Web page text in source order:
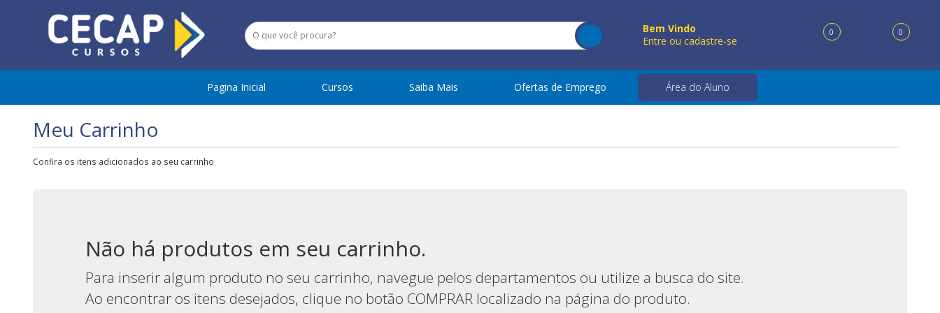
0
0
Bem Vindo
Entre ou cadastre-se
Pagina Inicial Cursos Saiba Mais Ofertas de Emprego Área do Aluno
Meu Carrinho
Confira os itens adicionados ao seu carrinho
Não há produtos em seu carrinho.
Para inserir algum produto no seu carrinho, navegue pelos departamentos ou utilize a busca do site.
Ao encontrar os itens desejados, clique no botão COMPRAR localizado na página do produto.